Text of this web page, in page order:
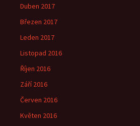
Duben 2017
Březen 2017
Leden 2017
Listopad 2016
Říjen 2016
Září 2016
Červen 2016
Květen 2016